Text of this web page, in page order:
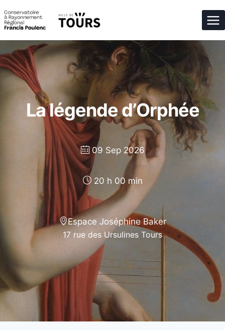
au
contenu
La légende d’Orphée
09 Sep 2026
20 h 00 min
Espace Joséphine Baker
17 rue des Ursulines Tours